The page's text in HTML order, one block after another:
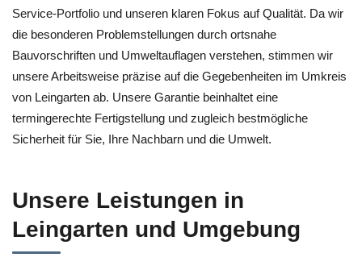
Service-Portfolio und unseren klaren Fokus auf Qualität. Da wir
die besonderen Problemstellungen durch ortsnahe
Bauvorschriften und Umweltauflagen verstehen, stimmen wir
unsere Arbeitsweise präzise auf die Gegebenheiten im Umkreis
von Leingarten ab. Unsere Garantie beinhaltet eine
termingerechte Fertigstellung und zugleich bestmögliche
Sicherheit für Sie, Ihre Nachbarn und die Umwelt.
Unsere Leistungen in
Leingarten und Umgebung